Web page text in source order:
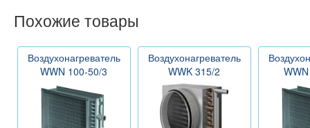
Похожие товары
Воздухонагреватель
WWN 100-50/3
Воздухонагреватель
WWK 315/2